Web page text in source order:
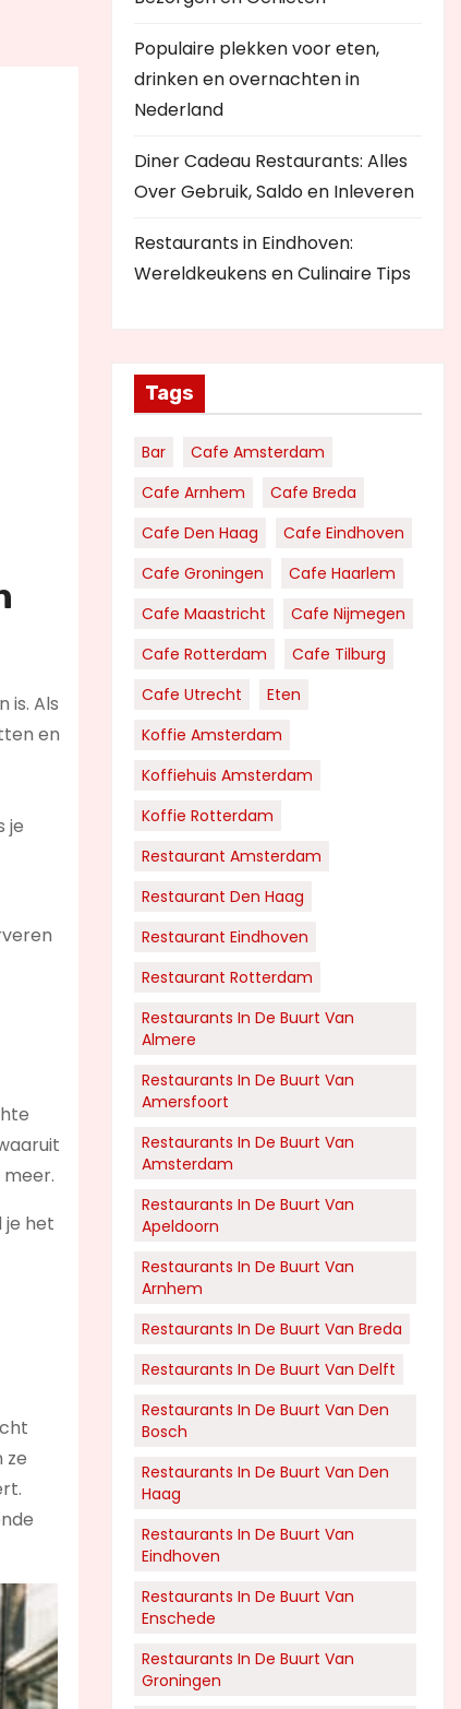
is. Als
en
je
je het
ze
Populaire plekken voor eten,
drinken en overnachten in
Nederland
Diner Cadeau Restaurants: Alles
Over Gebruik, Saldo en Inleveren
Restaurants in Eindhoven:
Wereldkeukens en Culinaire Tips
Tags
Bar
Cafe Amsterdam
Cafe Arnhem
Cafe Breda
Cafe Den Haag
Cafe Eindhoven
Cafe Groningen
Cafe Haarlem
Cafe Maastricht
Cafe Nijmegen
Cafe Rotterdam
Cafe Tilburg
Cafe Utrecht
Eten
Koffie Amsterdam
Koffiehuis Amsterdam
Koffie Rotterdam
Restaurant Amsterdam
Restaurant Den Haag
Restaurant Eindhoven
Restaurant Rotterdam
Restaurants In De Buurt Van
Almere
Restaurants In De Buurt Van
Amersfoort
Restaurants In De Buurt Van
Amsterdam
Restaurants In De Buurt Van
Apeldoorn
Restaurants In De Buurt Van
Arnhem
Restaurants In De Buurt Van Breda
Restaurants In De Buurt Van Delft
Restaurants In De Buurt Van Den
Bosch
Restaurants In De Buurt Van Den
Haag
Restaurants In De Buurt Van
Eindhoven
Restaurants In De Buurt Van
Enschede
Restaurants In De Buurt Van
Groningen